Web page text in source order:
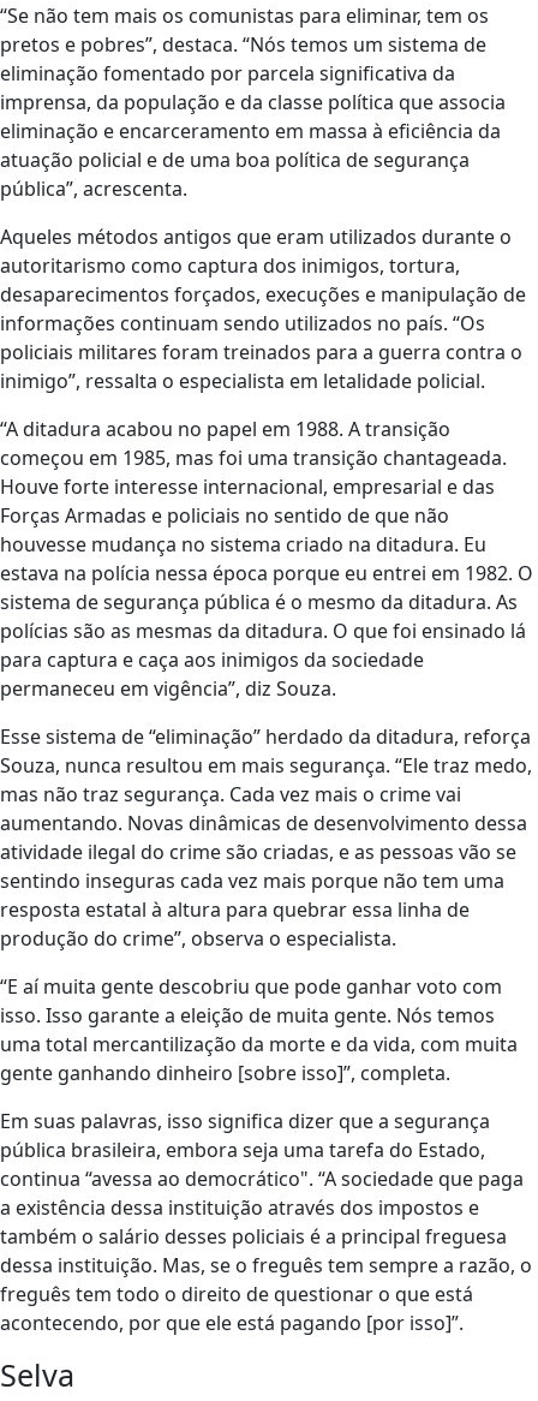
“Se não tem mais os comunistas para eliminar, tem os
pretos e pobres”, destaca. “Nós temos um sistema de
eliminação fomentado por parcela significativa da
imprensa, da população e da classe política que associa
eliminação e encarceramento em massa à eficiência da
atuação policial e de uma boa política de segurança
pública”, acrescenta.
Aqueles métodos antigos que eram utilizados durante o
autoritarismo como captura dos inimigos, tortura,
desaparecimentos forçados, execuções e manipulação de
informações continuam sendo utilizados no país. “Os
policiais militares foram treinados para a guerra contra o
inimigo”, ressalta o especialista em letalidade policial.
“A ditadura acabou no papel em 1988. A transição
começou em 1985, mas foi uma transição chantageada.
Houve forte interesse internacional, empresarial e das
Forças Armadas e policiais no sentido de que não
houvesse mudança no sistema criado na ditadura. Eu
estava na polícia nessa época porque eu entrei em 1982. O
sistema de segurança pública é o mesmo da ditadura. As
polícias são as mesmas da ditadura. O que foi ensinado lá
para captura e caça aos inimigos da sociedade
permaneceu em vigência”, diz Souza.
Esse sistema de “eliminação” herdado da ditadura, reforça
Souza, nunca resultou em mais segurança. “Ele traz medo,
mas não traz segurança. Cada vez mais o crime vai
aumentando. Novas dinâmicas de desenvolvimento dessa
atividade ilegal do crime são criadas, e as pessoas vão se
sentindo inseguras cada vez mais porque não tem uma
resposta estatal à altura para quebrar essa linha de
produção do crime”, observa o especialista.
“E aí muita gente descobriu que pode ganhar voto com
isso. Isso garante a eleição de muita gente. Nós temos
uma total mercantilização da morte e da vida, com muita
gente ganhando dinheiro [sobre isso]”, completa.
Em suas palavras, isso significa dizer que a segurança
pública brasileira, embora seja uma tarefa do Estado,
continua “avessa ao democrático". “A sociedade que paga
a existência dessa instituição através dos impostos e
também o salário desses policiais é a principal freguesa
dessa instituição. Mas, se o freguês tem sempre a razão, o
freguês tem todo o direito de questionar o que está
acontecendo, por que ele está pagando [por isso]”.
Selva